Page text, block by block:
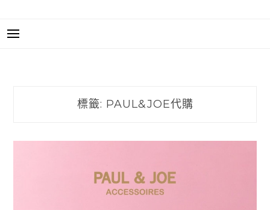
標籤: PAUL&JOE代購